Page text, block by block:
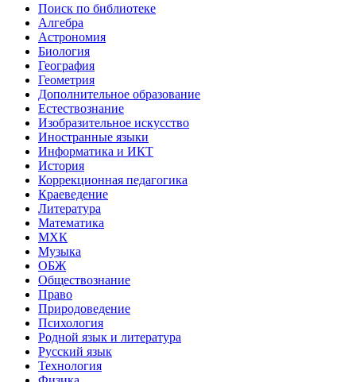
Поиск по библиотеке
Алгебра
Астрономия
Биология
География
Геометрия
Дополнительное образование
Естествознание
Изобразительное искусство
Иностранные языки
Информатика и ИКТ
История
Коррекционная педагогика
Краеведение
Литература
Математика
МХК
Музыка
ОБЖ
Обществознание
Право
Природоведение
Психология
Родной язык и литература
Русский язык
Технология